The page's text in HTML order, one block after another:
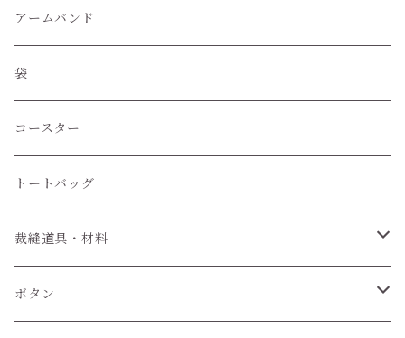
アームバンド
袋
コースター
トートバッグ
裁縫道具・材料
紐
ボタン